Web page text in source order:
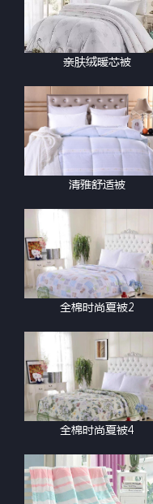
亲肤绒暖芯被
清雅舒适被
全棉时尚夏被2
全棉时尚夏被4